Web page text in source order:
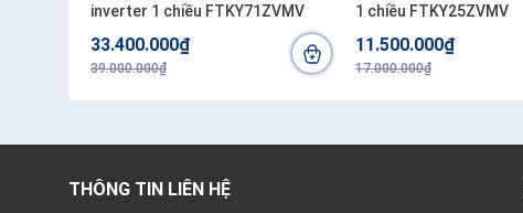
inverter 1 chiều FTKY71ZVMV
33.400.000₫
39.000.000₫
1 chiều FTKY25ZVMV
11.500.000₫
17.000.000₫
THÔNG TIN LIÊN HỆ